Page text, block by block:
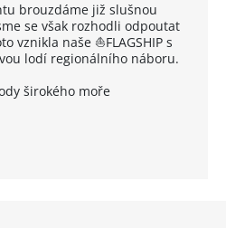
brouzdáme již slušnou
se však rozhodli odpoutat
vznikla naše ⛵FLAGSHIP s
lodí regionálního náboru.
širokého moře